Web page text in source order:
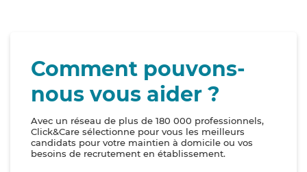
Comment pouvons-
nous vous aider ?
Avec un réseau de plus de 180 000 professionnels,
Click&Care sélectionne pour vous les meilleurs
candidats pour votre maintien à domicile ou vos
besoins de recrutement en établissement.